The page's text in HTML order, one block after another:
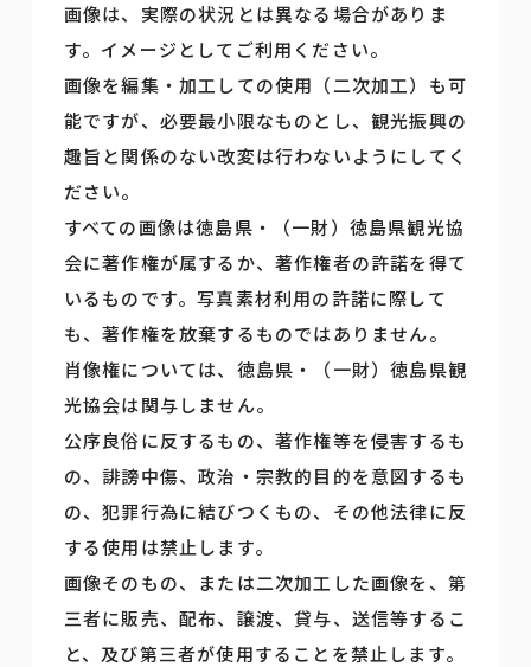
画像は、実際の状況とは異なる場合がありま
す。イメージとしてご利用ください。
画像を編集・加工しての使用（二次加工）も可
能ですが、必要最小限なものとし、観光振興の
趣旨と関係のない改変は行わないようにしてく
ださい。
すべての画像は徳島県・（一財）徳島県観光協
会に著作権が属するか、著作権者の許諾を得て
いるものです。写真素材利用の許諾に際して
も、著作権を放棄するものではありません。
肖像権については、徳島県・（一財）徳島県観
光協会は関与しません。
公序良俗に反するもの、著作権等を侵害するも
の、誹謗中傷、政治・宗教的目的を意図するも
の、犯罪行為に結びつくもの、その他法律に反
する使用は禁止します。
画像そのもの、または二次加工した画像を、第
三者に販売、配布、譲渡、貸与、送信等するこ
と、及び第三者が使用することを禁止します。